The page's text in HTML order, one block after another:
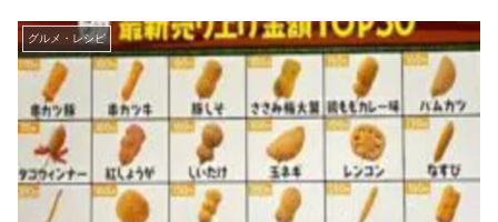
グルメ・レシピ